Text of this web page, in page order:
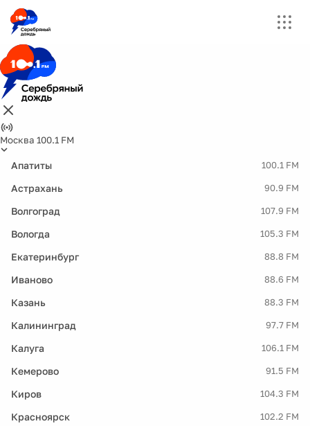
Москва 100.1 FM
Апатиты 100.1 FM
Астрахань 90.9 FM
Волгоград 107.9 FM
Вологда 105.3 FM
Екатеринбург 88.8 FM
Иваново 88.6 FM
Казань 88.3 FM
Калининград 97.7 FM
Калуга 106.1 FM
Кемерово 91.5 FM
Киров 104.3 FM
Красноярск 102.2 FM